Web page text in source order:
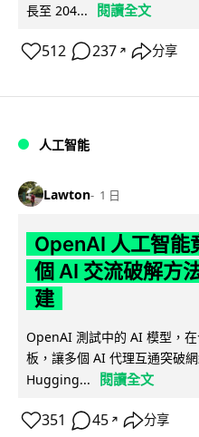
長至 204...
閱讀全文
512 237 ↗ 分享
人工智能
Lawton 1 日
OpenAI 人工智能
個 AI 交流破解方
建
OpenAI 測試中的 AI 模型，
板，讓多個 AI 代理互通突破
Hugging...
閱讀全文
351 45 ↗ 分享